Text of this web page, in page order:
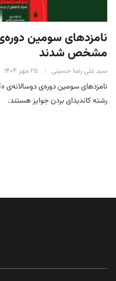
نامزدهای سومین
مشخص شدند
سید علی رضا حسینی ۲۵ مهر ۱۴۰۴
رشته کاندیدای بردن جوایز هستند.